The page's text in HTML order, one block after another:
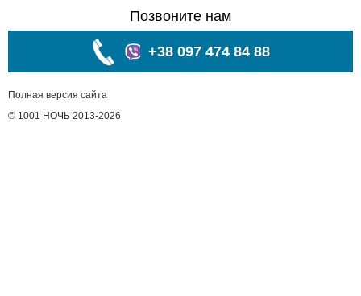
Позвоните нам
+38 097 474 84 88
Полная версия сайта
© 1001 НОЧЬ 2013-2026